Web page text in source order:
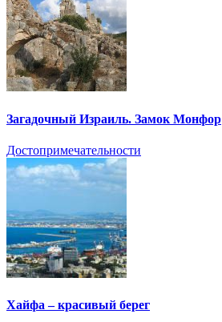
Загадочный Израиль. Замок Монфор
Достопримечательности
Хайфа – красивый берег